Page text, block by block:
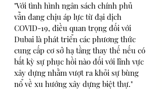
"Với tình hình ngân sách chính phủ
vẫn đang chịu áp lực từ đại dịch
COVID-19, điều quan trọng đối với
Dubai là phát triển các phương thức
cung cấp cơ sở hạ tầng thay thế nếu có
bất kỳ sự phục hồi nào đối với lĩnh vực
xây dựng nhằm vượt ra khỏi sự bùng
nổ về xu hướng xây dựng biệt thự."